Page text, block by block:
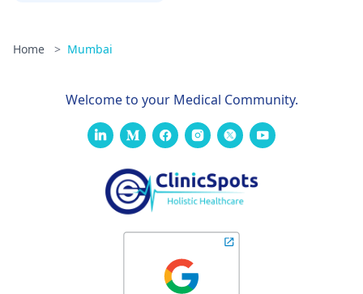
Home > Mumbai
Welcome to your Medical Community.